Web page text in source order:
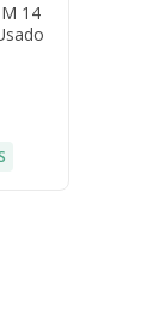
14